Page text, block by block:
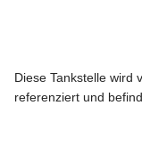
Diese Tankstelle wird
referenziert und